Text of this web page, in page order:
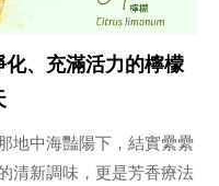
、充滿活力的檸檬
地中海豔陽下，結實纍纍
清新調味，更是芳香療法